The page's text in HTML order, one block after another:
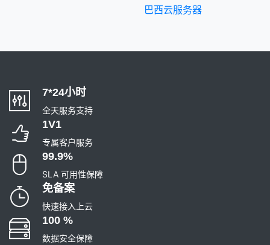
巴西云服务器
7*24小时
全天服务支持
1V1
专属客户服务
99.9%
SLA 可用性保障
免备案
快速接入上云
100 %
数据安全保障